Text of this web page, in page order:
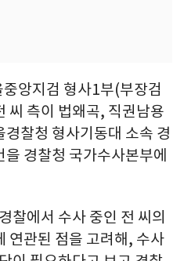
앙지검 형사1부(부장검
씨 측이 법왜곡, 직권남용
찰청 형사기동대 소속 경
경찰청 국가수사본부에
찰에서 수사 중인 전 씨의
연관된 점을 고려해, 수사